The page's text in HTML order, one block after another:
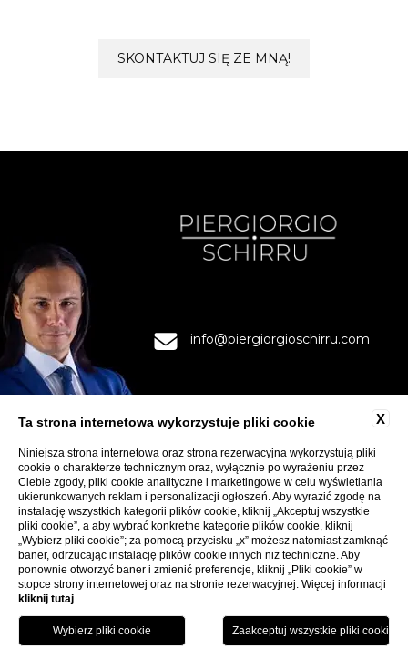
ŚLEDŹ
SKONTAKTUJ SIĘ ZE MNĄ!
info@piergiorgioschirru.com
KONTAKTY
PRYWATNOŚĆ
COOKIE
ACCESSIBILITY
X
Ta strona internetowa wykorzystuje pliki cookie
Niniejsza strona internetowa oraz strona rezerwacyjna wykorzystują pliki
cookie o charakterze technicznym oraz, wyłącznie po wyrażeniu przez
Ciebie zgody, pliki cookie analityczne i marketingowe w celu wyświetlania
ukierunkowanych reklam i personalizacji ogłoszeń. Aby wyrazić zgodę na
instalację wszystkich kategorii plików cookie, kliknij „Akceptuj wszystkie
pliki cookie”, a aby wybrać konkretne kategorie plików cookie, kliknij
„Wybierz pliki cookie”; za pomocą przycisku „x” możesz natomiast zamknąć
baner, odrzucając instalację plików cookie innych niż techniczne. Aby
ponownie otworzyć baner i zmienić preferencje, kliknij „Pliki cookie” w
stopce strony internetowej oraz na stronie rezerwacyjnej. Więcej informacji
kliknij tutaj.